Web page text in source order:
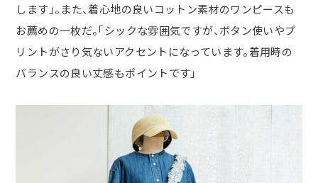
します」。また、着心地の良いコットン素材のワンピースも
お薦めの一枚だ。「シックな雰囲気ですが、ボタン使いやプ
リントがさり気ないアクセントになっています。着用時の
バランスの良い丈感もポイントです」